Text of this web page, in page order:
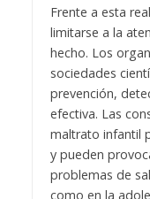
Frente a esta
limitarse a la
hecho. Los
sociedades
prevención,
efectiva. Las
maltrato infantil
y pueden
problemas de
como en la